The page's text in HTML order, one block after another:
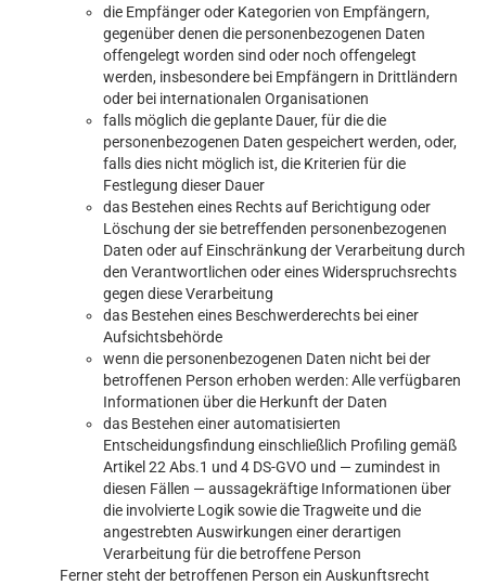
die Empfänger oder Kategorien von Empfängern,
gegenüber denen die personenbezogenen Daten
offengelegt worden sind oder noch offengelegt
werden, insbesondere bei Empfängern in Drittländern
oder bei internationalen Organisationen
falls möglich die geplante Dauer, für die die
personenbezogenen Daten gespeichert werden, oder,
falls dies nicht möglich ist, die Kriterien für die
Festlegung dieser Dauer
das Bestehen eines Rechts auf Berichtigung oder
Löschung der sie betreffenden personenbezogenen
Daten oder auf Einschränkung der Verarbeitung durch
den Verantwortlichen oder eines Widerspruchsrechts
gegen diese Verarbeitung
das Bestehen eines Beschwerderechts bei einer
Aufsichtsbehörde
wenn die personenbezogenen Daten nicht bei der
betroffenen Person erhoben werden: Alle verfügbaren
Informationen über die Herkunft der Daten
das Bestehen einer automatisierten
Entscheidungsfindung einschließlich Profiling gemäß
Artikel 22 Abs.1 und 4 DS-GVO und — zumindest in
diesen Fällen — aussagekräftige Informationen über
die involvierte Logik sowie die Tragweite und die
angestrebten Auswirkungen einer derartigen
Verarbeitung für die betroffene Person
Ferner steht der betroffenen Person ein Auskunftsrecht